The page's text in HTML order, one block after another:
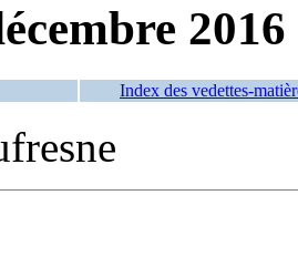
2016
Index des vedettes-